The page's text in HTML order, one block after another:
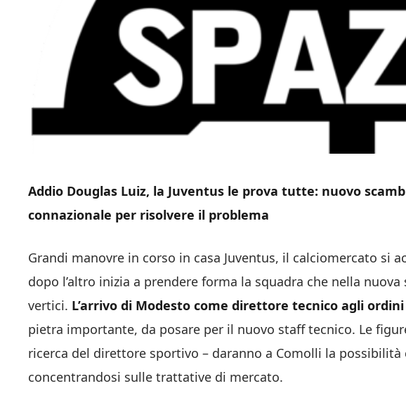
Addio Douglas Luiz, la Juventus le prova tutte: nuovo
connazionale per risolvere il problema
Grandi manovre in corso in casa Juventus, il calciomercato si
dopo l’altro inizia a prendere forma la squadra che nella nuova
vertici. L’arrivo di Modesto come direttore tecnico agli
pietra importante, da posare per il nuovo staff tecnico. Le
ricerca del direttore sportivo – daranno a Comolli la
concentrandosi sulle trattative di mercato.